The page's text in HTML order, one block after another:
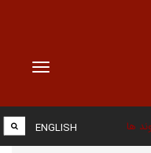
Toggle
ها ENGLISH